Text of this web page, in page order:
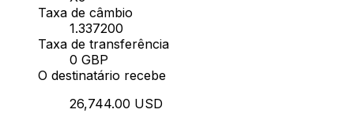
Taxa de câmbio
1.337200
Taxa de transferência
0 GBP
O destinatário recebe
26,744.00 USD